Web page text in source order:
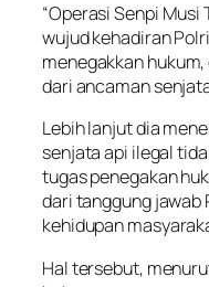
“Operasi Senpi
wujud kehadiran
menegakkan
dari ancaman
Lebih lanjut dia
senjata api ilegal
tugas penegakan
dari tanggung jawab
kehidupan
Hal tersebut,